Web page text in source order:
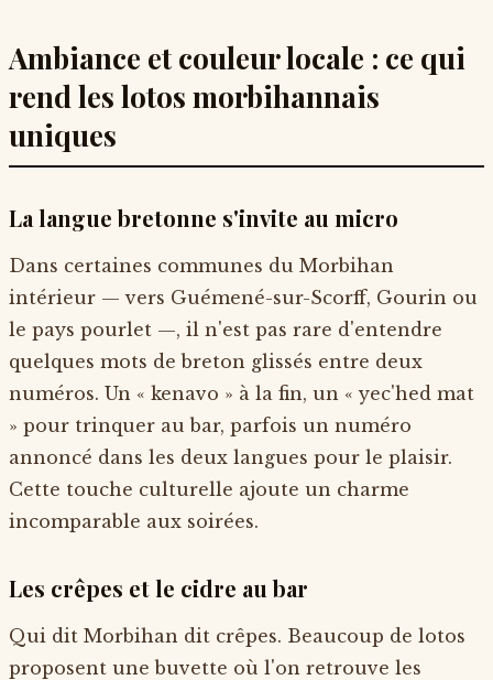
Ambiance et couleur locale : ce qui
rend les lotos morbihannais
uniques
La langue bretonne s'invite au micro
Dans certaines communes du Morbihan
intérieur — vers Guémené-sur-Scorff, Gourin ou
le pays pourlet —, il n'est pas rare d'entendre
quelques mots de breton glissés entre deux
numéros. Un « kenavo » à la fin, un « yec'hed mat
» pour trinquer au bar, parfois un numéro
annoncé dans les deux langues pour le plaisir.
Cette touche culturelle ajoute un charme
incomparable aux soirées.
Les crêpes et le cidre au bar
Qui dit Morbihan dit crêpes. Beaucoup de lotos
proposent une buvette où l'on retrouve les